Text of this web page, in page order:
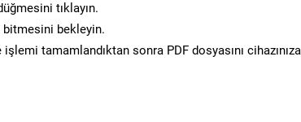
tıklayın.
bitmesini bekleyin.
tamamlandıktan sonra PDF dosyasını cihazınıza